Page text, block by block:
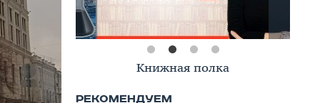
Книжная полка